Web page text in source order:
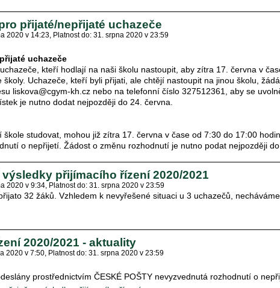
přijaté/nepřijaté uchazeče
2020 v 14:23 Platnost do: 31. srpna 2020 v 23:59
uchazeče
kteří hodlají na naši školu nastoupit, aby zítra 17. června v
Uchazeče, kteří byli přijati, ale chtějí nastoupit na jinou školu,
liskova@cgym-kh.cz nebo na telefonní číslo 327512361, aby se
je nutno dodat nejpozději do 24. června.
studovat, mohou již zítra 17. června v čase od 7:30 do 17:00
o nepřijetí. Žádost o změnu rozhodnutí je nutno podat nejpozději
výsledky přijímacího řízení 2020/2021
2020 v 9:34 Platnost do: 31. srpna 2020 v 23:59
32 žáků. Vzhledem k nevyřešené situaci u 3 uchazečů,
2020/2021 - aktuality
2020 v 7:50 Platnost do: 31. srpna 2020 v 23:59
prostřednictvím ČESKÉ POŠTY nevyzvednutá rozhodnutí o